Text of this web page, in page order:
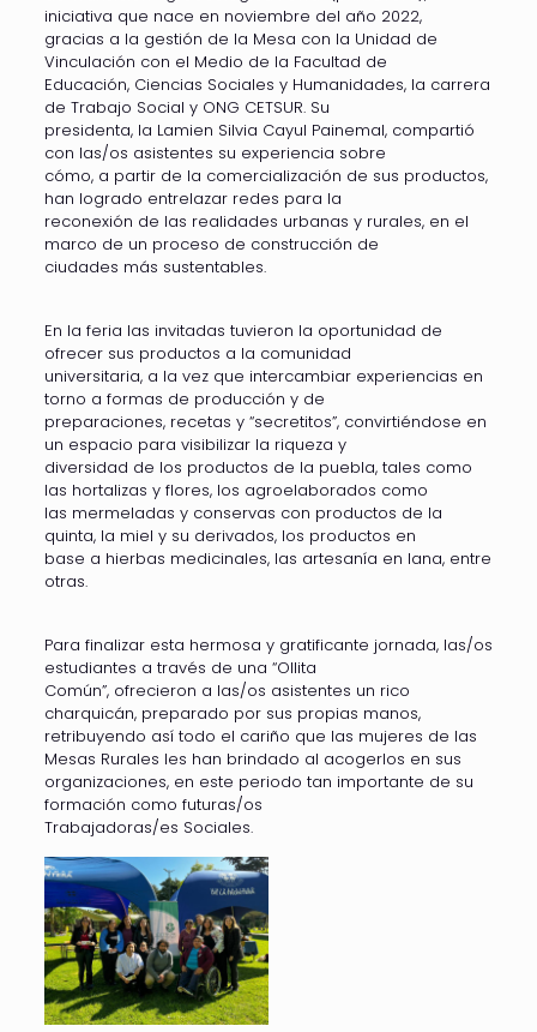
iniciativa que nace en noviembre del año 2022,
gracias a la gestión de la Mesa con la Unidad de
Vinculación con el Medio de la Facultad de
Educación, Ciencias Sociales y Humanidades, la carrera
de Trabajo Social y ONG CETSUR. Su
presidenta, la Lamien Silvia Cayul Painemal, compartió
con las/os asistentes su experiencia sobre
cómo, a partir de la comercialización de sus productos,
han logrado entrelazar redes para la
reconexión de las realidades urbanas y rurales, en el
marco de un proceso de construcción de
ciudades más sustentables.
En la feria las invitadas tuvieron la oportunidad de
ofrecer sus productos a la comunidad
universitaria, a la vez que intercambiar experiencias en
torno a formas de producción y de
preparaciones, recetas y “secretitos”, convirtiéndose en
un espacio para visibilizar la riqueza y
diversidad de los productos de la puebla, tales como
las hortalizas y flores, los agroelaborados como
las mermeladas y conservas con productos de la
quinta, la miel y su derivados, los productos en
base a hierbas medicinales, las artesanía en lana, entre
otras.
Para finalizar esta hermosa y gratificante jornada, las/os
estudiantes a través de una “Ollita
Común”, ofrecieron a las/os asistentes un rico
charquicán, preparado por sus propias manos,
retribuyendo así todo el cariño que las mujeres de las
Mesas Rurales les han brindado al acogerlos en sus
organizaciones, en este periodo tan importante de su
formación como futuras/os
Trabajadoras/es Sociales.